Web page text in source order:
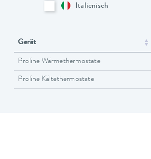
Italienisch
Gerät
Proline Wärmethermostate
Proline Kältethermostate